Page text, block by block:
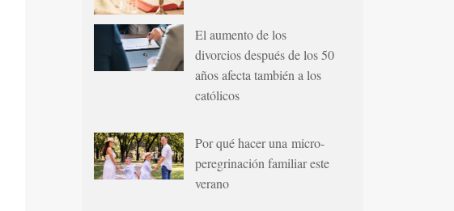
El aumento de los
divorcios después de los 50
años afecta también a los
católicos
Por qué hacer una micro-
peregrinación familiar este
verano